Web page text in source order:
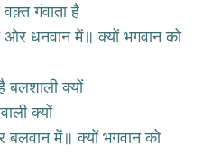
गंवाता है
ओर धनवान में॥ क्यों भगवान को
बलशाली क्यों
क्यों
बलवान में॥ क्यों भगवान को